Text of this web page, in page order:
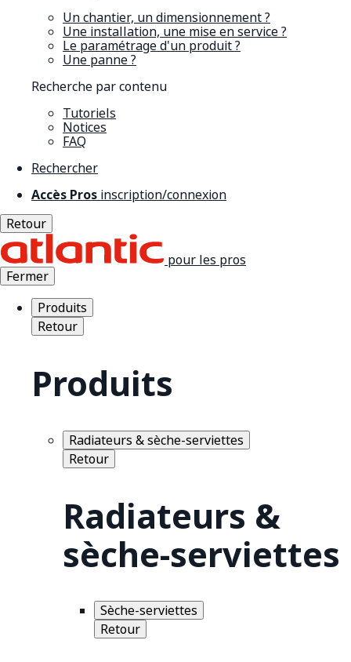
Un chantier, un dimensionnement ?
Une installation, une mise en service ?
Le paramétrage d'un produit ?
Une panne ?
Recherche par contenu
Tutoriels
Notices
FAQ
Rechercher
Accès Pros inscription/connexion
Retour
pour les pros
Fermer
Produits
Retour
Produits
Radiateurs & sèche-serviettes
Retour
Radiateurs &
sèche-serviettes
Sèche-serviettes
Retour